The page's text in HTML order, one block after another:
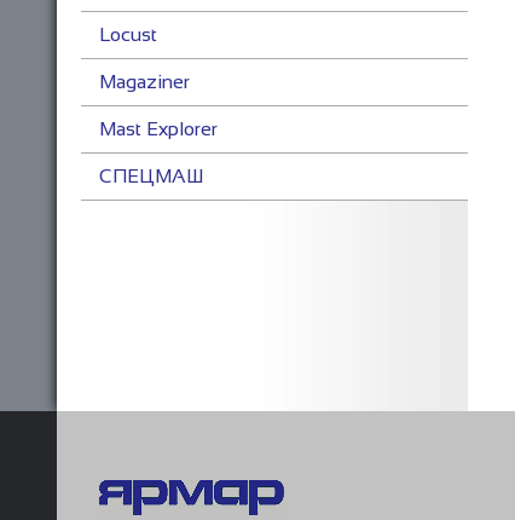
Locust
Magaziner
Mast Explorer
СПЕЦМАШ